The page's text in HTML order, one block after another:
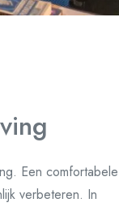
Een comfortabele
verbeteren. In